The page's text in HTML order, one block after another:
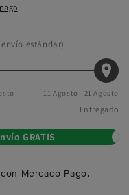
estándar)
11 Agosto - 21 Agosto
Entregado
GRATIS
con Mercado Pago.